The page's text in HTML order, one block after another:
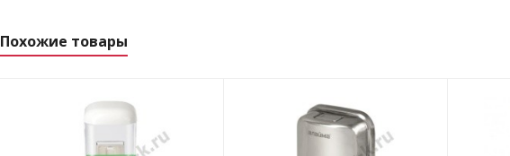
Похожие товары